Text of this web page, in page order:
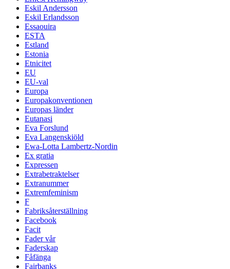
Eskil Andersson
Eskil Erlandsson
Essaouira
ESTA
Estland
Estonia
Etnicitet
EU
EU-val
Europa
Europakonventionen
Europas länder
Eutanasi
Eva Forslund
Eva Langenskiöld
Ewa-Lotta Lambertz-Nordin
Ex gratia
Expressen
Extrabetraktelser
Extranummer
Extremfeminism
F
Fabriksåterställning
Facebook
Facit
Fader vår
Faderskap
Fåfänga
Fairbanks